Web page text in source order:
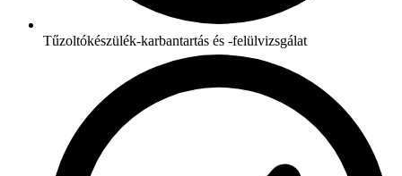
Tűzoltókészülék-karbantartás és -felülvizsgálat